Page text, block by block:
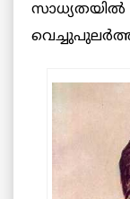
സാധ്യതയില്‍